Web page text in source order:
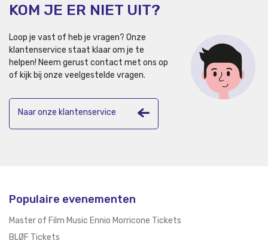
KOM JE ER NIET UIT?
Loop je vast of heb je vragen? Onze
klantenservice staat klaar om je te
helpen! Neem gerust contact met ons op
of kijk bij onze veelgestelde vragen.
Naar onze klantenservice
Populaire evenementen
Master of Film Music Ennio Morricone Tickets
BLØF Tickets